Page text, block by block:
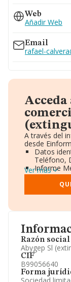
Razón social
Abygep Sl
CIF
B99056640
Forma
Web
Añadir Web
Email
rafael-
A través del
desde
Datos
Teléfono,
Informe
Gráficos
Consejo
Directivos
Ver más